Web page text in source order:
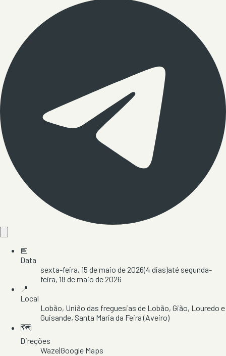
📅
Data
sexta-feira, 15 de maio de 2026(4 dias)até segunda-
feira, 18 de maio de 2026
📍
Local
Lobão, União das freguesias de Lobão, Gião, Louredo e
Guisande, Santa Maria da Feira(Aveiro)
🗺️
Direções
Waze|Google Maps